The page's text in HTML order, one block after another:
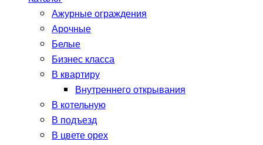
Ажурные ограждения
Арочные
Белые
Бизнес класса
В квартиру
Внутреннего открывания
В котельную
В подъезд
В цвете орех